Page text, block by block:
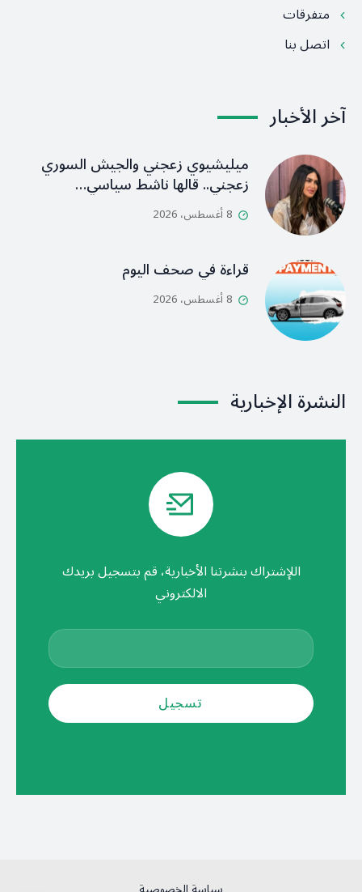
متفرقات
اتصل بنا
آخر الأخبار
ميليشيوي زعجني والجيش السوري
زعجني.. قالها ناشط سياسي…
8 أغسطس، 2026
قراءة في صحف اليوم
8 أغسطس، 2026
النشرة الإخبارية
اللإشتراك بنشرتنا الأخبارية، قم بتسجيل بريدك
الالكتروني